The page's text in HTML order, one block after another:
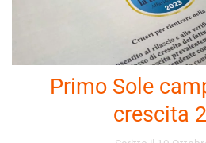
Primo Sole
crescita